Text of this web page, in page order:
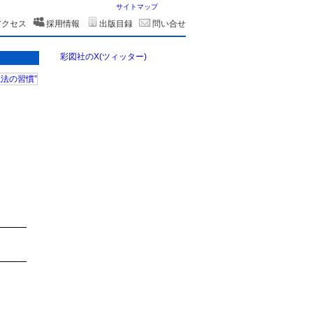
サイトマップ
クセス 採用情報 出版目録
問い合せ
彩図社のX(ツィッター)